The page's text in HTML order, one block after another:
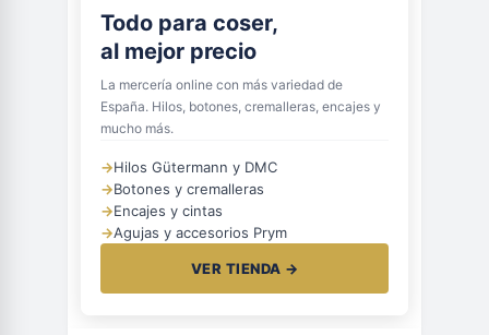
Todo para coser,
al mejor precio
La mercería online con más variedad de
España. Hilos, botones, cremalleras, encajes y
mucho más.
→Hilos Gütermann y DMC
→Botones y cremalleras
→Encajes y cintas
→Agujas y accesorios Prym
VER TIENDA →